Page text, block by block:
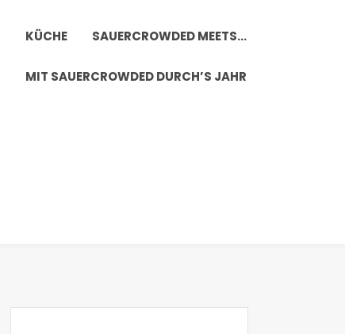
KÜCHE SAUERCROWDED MEETS…
MIT SAUERCROWDED DURCH’S JAHR